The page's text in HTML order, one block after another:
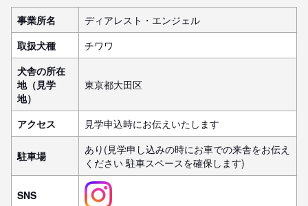
事業所名
ディアレスト・エンジェル
取扱犬種
チワワ
犬舎の所在
地（見学
地）
東京都大田区
アクセス 見学申込時にお伝えいたします
駐車場
あり(見学申し込みの時にお車での来舎をお伝え
ください 駐車スペースを確保します)
SNS